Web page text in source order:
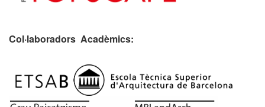
Col·laboradors Acadèmics: